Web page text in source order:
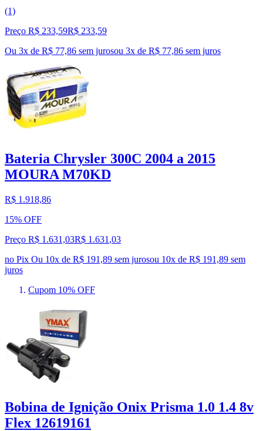
(1)
Preço R$ 233,59R$ 233,59
Ou 3x de R$ 77,86 sem jurosou 3x de R$ 77,86 sem juros
Bateria Chrysler 300C 2004 a 2015
MOURA M70KD
R$ 1.918,86
15% OFF
Preço R$ 1.631,03R$ 1.631 ,03
no Pix Ou 10x de R$ 191,89 sem jurosou 10x de R$ 191,89 sem
juros
Cupom 10% OFF
Bobina de Ignição Onix Prisma 1.0 1.4 8v
Flex 12619161